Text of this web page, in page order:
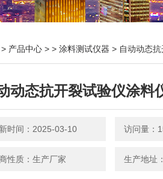
> 产品中心 > > 涂料测试仪器 > 自动动态
动态抗开裂试验仪涂料
时间：2025-03-10 访问量：
性质：生产厂家 生产地址